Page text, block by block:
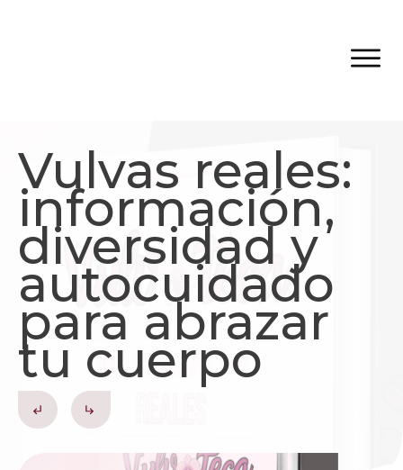
Vulvas reales:
información,
diversidad y
autocuidado
para abrazar
tu cuerpo